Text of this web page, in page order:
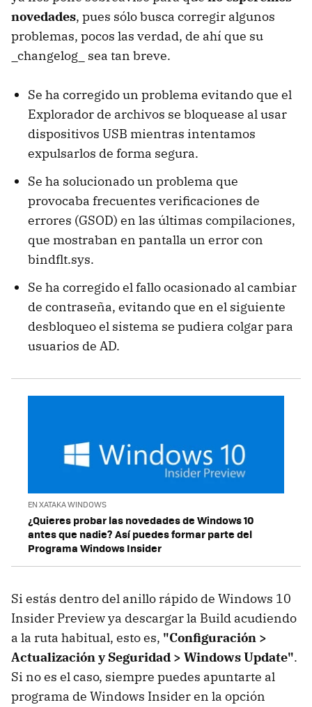
novedades, pues sólo busca corregir algunos
problemas, pocos las verdad, de ahí que su
_changelog_ sea tan breve.
Se ha corregido un problema evitando que el
Explorador de archivos se bloquease al usar
dispositivos USB mientras intentamos
expulsarlos de forma segura.
Se ha solucionado un problema que
provocaba frecuentes verificaciones de
errores (GSOD) en las últimas compilaciones,
que mostraban en pantalla un error con
bindflt.sys.
Se ha corregido el fallo ocasionado al cambiar
de contraseña, evitando que en el siguiente
desbloqueo el sistema se pudiera colgar para
usuarios de AD.
EN XATAKA WINDOWS
¿Quieres probar las novedades de Windows 10
antes que nadie? Así puedes formar parte del
Programa Windows Insider
Si estás dentro del anillo rápido de Windows 10
Insider Preview ya descargar la Build acudiendo
a la ruta habitual, esto es, "Configuración >
Actualización y Seguridad > Windows Update".
Si no es el caso, siempre puedes apuntarte al
programa de Windows Insider en la opción